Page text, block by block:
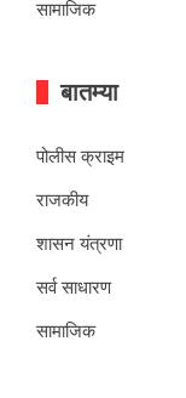
सामाजिक
बातम्या
पोलीस क्राइम
राजकीय
शासन यंत्रणा
सर्व साधारण
सामाजिक